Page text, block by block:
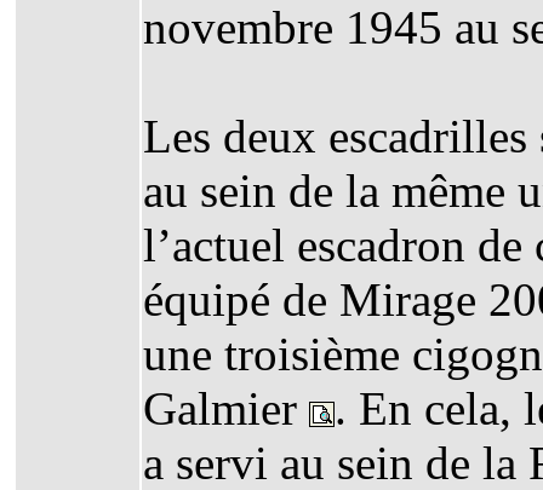
novembre 1945 au
Les deux
au sein de la même
l’actuel escadron
équipé de Mirage
une troisième
Galmier
. En cela,
a servi au sein de la